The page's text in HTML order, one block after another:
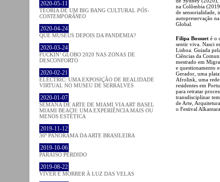
2020-05-11
TEORIA DE UM BIG BANG CULTURAL PÓS-
CONTEMPORÂNEO
2020-04-24
QUE MUSEUS DEPOIS DA PANDEMIA?
2020-03-24
FUCKIN’ GLOBO 2020 NAS ZONAS DE
DESCONFORTO
2020-02-21
ELECTRIC: UMA EXPOSIÇÃO DE REALIDADE
VIRTUAL NO MUSEU DE SERRALVES
2020-01-07
SEMANA DE ARTE DE MIAMI VIA ART BASEL
MIAMI BEACH: UMA EXPERIÊNCIA MAIS OU
MENOS ESTÉTICA
2019-11-12
36º PANORAMA DA ARTE BRASILEIRA
2019-10-06
PARAÍSO PERDIDO
2019-08-22
VIVER E MORRER À LUZ DAS VELAS
na Colômbia
de sensorialidade,
autopreservação
Global.
Filipa Bossuet é o
sentir viva. Nasci
Lisboa. Guiada
Ciências da
mestrado em
e questionamento
Gerador, uma
Afrolink, uma rede
residentes em
para retratar
transdisciplinar
de Arte,
o Festival